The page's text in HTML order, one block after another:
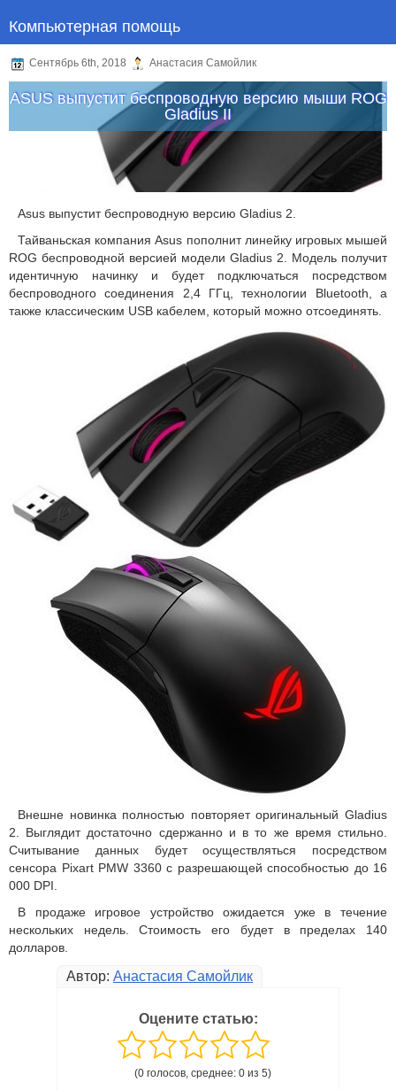
Компьютерная помощь
Сентябрь 6th, 2018 Анастасия Самойлик
ASUS выпустит беспроводную версию мыши ROG
Gladius II
Asus выпустит беспроводную версию Gladius 2.
Тайваньская компания Asus пополнит линейку игровых мышей
ROG беспроводной версией модели Gladius 2. Модель получит
идентичную начинку и будет подключаться посредством
беспроводного соединения 2,4 ГГц, технологии Bluetooth, а
также классическим USB кабелем, который можно отсоединять.
Внешне новинка полностью повторяет оригинальный Gladius
2. Выглядит достаточно сдержанно и в то же время стильно.
Считывание данных будет осуществляться посредством
сенсора Pixart PMW 3360 с разрешающей способностью до 16
000 DPI.
В продаже игровое устройство ожидается уже в течение
нескольких недель. Стоимость его будет в пределах 140
долларов.
Автор: Анастасия Самойлик
Оцените статью:
(0 голосов, среднее: 0 из 5)